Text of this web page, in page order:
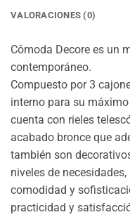
VALORACIONES (0)
Cômoda Decore es un
contemporáneo.
Compuesto por 3
interno para su
cuenta con rieles
acabado bronce que
también son
niveles de necesidades,
comodidad y
practicidad y